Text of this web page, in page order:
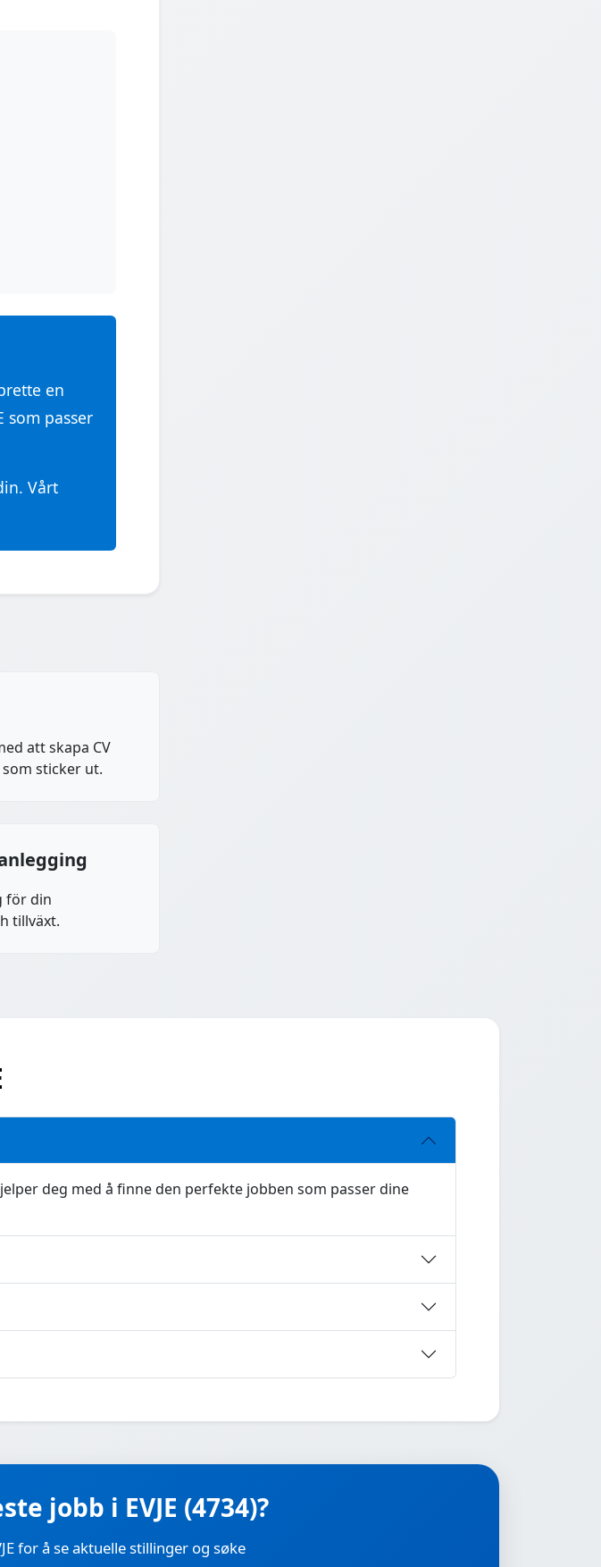
en
som passer
Vårt
att skapa CV
sticker ut.
för din
tillväxt.
deg med å finne den perfekte jobben som passer dine
jobb i EVJE (4734)?
for å se aktuelle stillinger og søke